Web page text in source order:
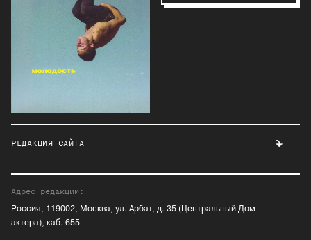
РЕДАКЦИЯ САЙТА
Адрес редакции:
Россия, 119002, Москва, ул. Арбат, д. 35 (Центральный Дом
актера), каб. 655